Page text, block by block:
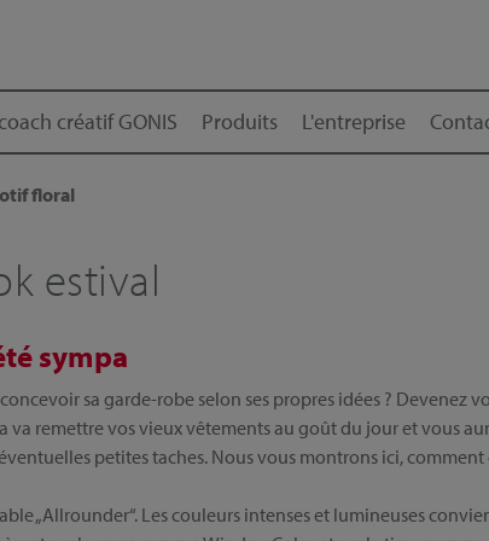
créatif GONIS Produits L'entreprise
floral
estival
sympa
sa garde-robe selon ses propres idées ? Devenez
va remettre vos vieux vêtements au goût du jour et vous
petites taches. Nous vous montrons ici,
„Allrounder“. Les couleurs intenses et lumineuses